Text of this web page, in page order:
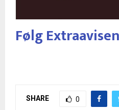
Følg
SHARE 0